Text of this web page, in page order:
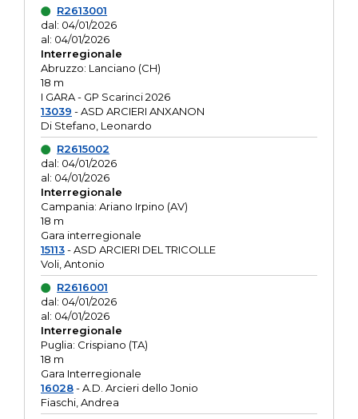
R2613001
dal: 04/01/2026
al: 04/01/2026
Interregionale
Abruzzo: Lanciano (CH)
18 m
I GARA - GP Scarinci 2026
13039 - ASD ARCIERI ANXANON
Di Stefano, Leonardo
R2615002
dal: 04/01/2026
al: 04/01/2026
Interregionale
Campania: Ariano Irpino (AV)
18 m
Gara interregionale
15113- ASD ARCIERI DEL TRICOLLE
Voli, Antonio
R2616001
dal: 04/01/2026
al: 04/01/2026
Interregionale
Puglia: Crispiano (TA)
18 m
Gara Interregionale
16028- A.D. Arcieri dello Jonio
Fiaschi, Andrea